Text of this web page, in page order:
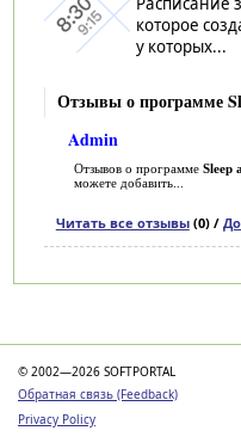
которое
у которых...
Отзывы о программе
Admin
Отзывов о программе Sleep
можете добавить...
Читать все отзывы(0) /
© 2002—2026 SOFTPORTAL
Обратная связь (Feedback)
Privacy Policy